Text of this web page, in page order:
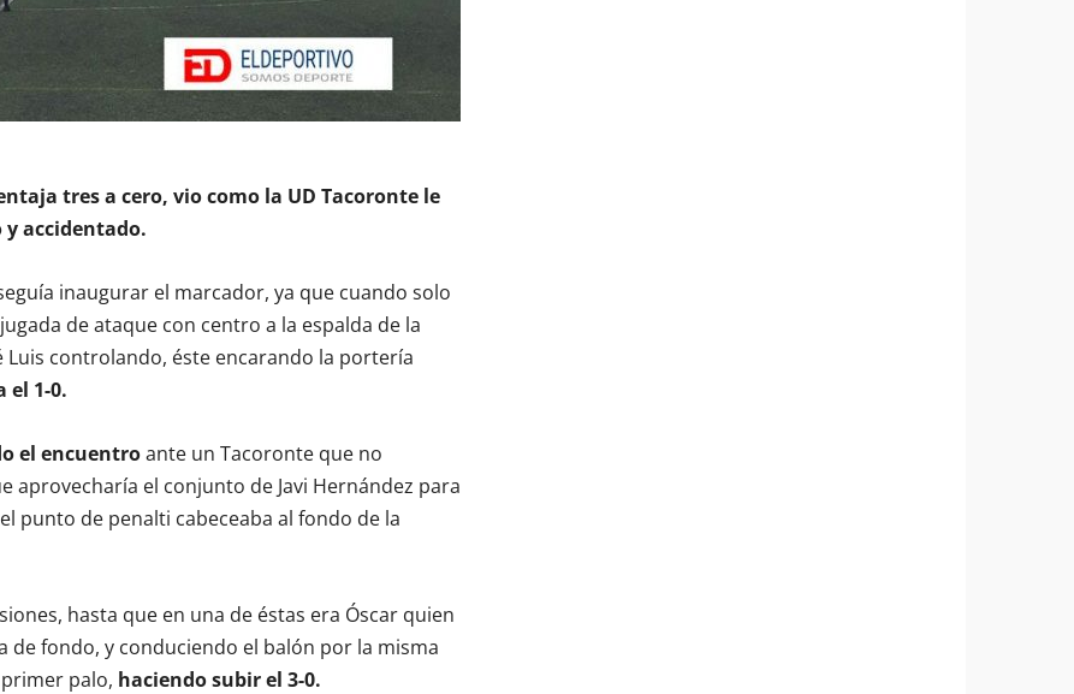
tres a cero, vio como la UD Tacoronte le
accidentado.
inaugurar el marcador, ya que cuando solo
de ataque con centro a la espalda de la
Luis controlando, éste encarando la portería
el 1-0.
el encuentroante un Tacoronte que no
el conjunto de Javi Hernández para
punto de penalti cabeceaba al fondo de la
hasta que en una de éstas era Óscar quien
de fondo, y conduciendo el balón por la misma
palo, haciendo subir el 3-0.